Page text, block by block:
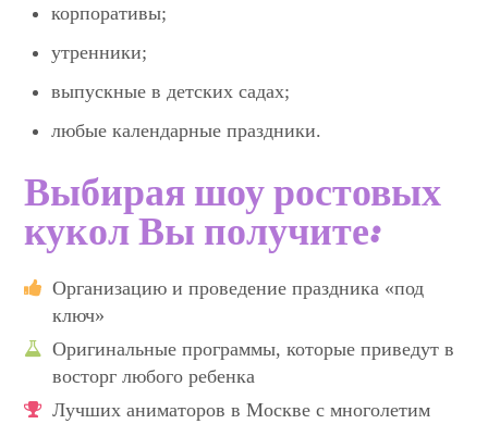
корпоративы;
утренники;
выпускные в детских садах;
любые календарные праздники.
Выбирая шоу ростовых
кукол Вы получите:
Организацию и проведение праздника «под
ключ»
Оригинальные программы, которые приведут в
восторг любого ребенка
Лучших аниматоров в Москве с многолетим